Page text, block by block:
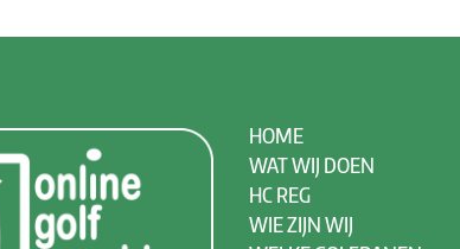
HOME
WAT WIJ DOEN
HC REG
WIE ZIJN WIJ